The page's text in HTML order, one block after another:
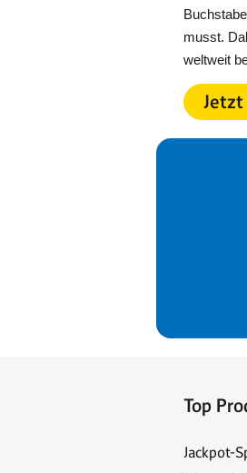
musst.
weltweit
Jetzt
Top
Jackpot-